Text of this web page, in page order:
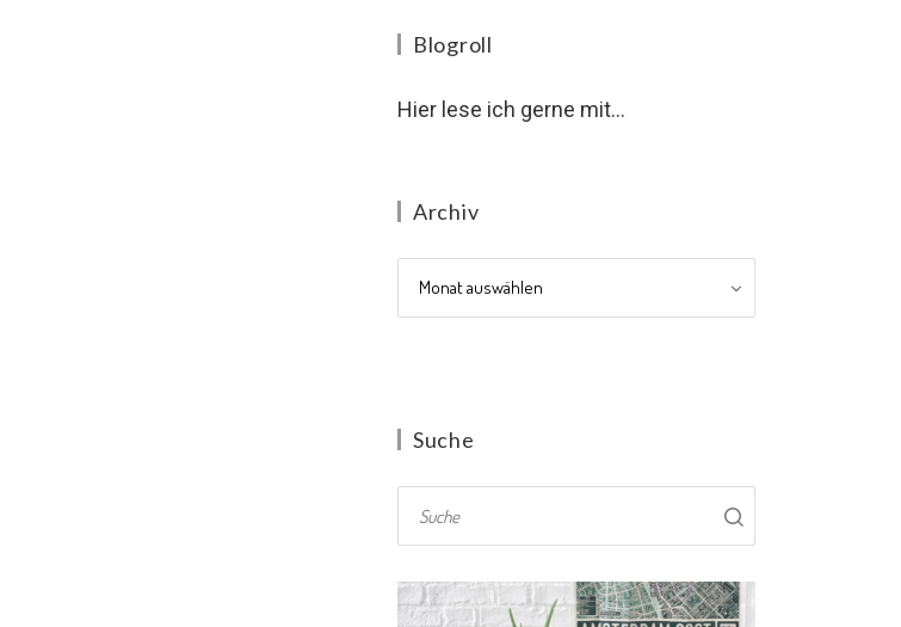
Blogroll
Hier lese ich gerne mit...
Archiv
Archiv
Suche